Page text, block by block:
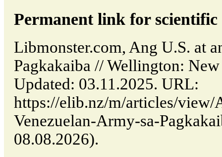
Permanent link for
Libmonster.com, Ang U.S. at
Pagkakaiba // Wellington:
Updated: 03.11.2025. URL:
https://elib.nz/m/articles/view/
Venezuelan-Army-sa-
08.08.2026).